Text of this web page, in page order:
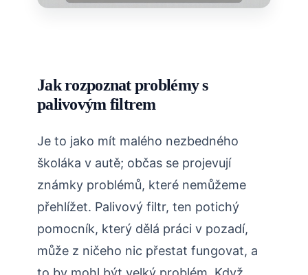
Jak rozpoznat problémy s
palivovým filtrem
Je to jako mít malého nezbedného
školáka v autě; občas se projevují
známky problémů, které nemůžeme
přehlížet. Palivový filtr, ten potichý
pomocník, který dělá práci v pozadí,
může z ničeho nic přestat fungovat, a